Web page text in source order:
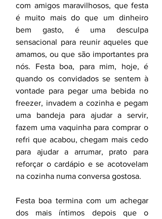
com amigos maravilhosos, que festa
é muito mais do que um dinheiro
bem gasto, é uma desculpa
sensacional para reunir aqueles que
amamos, ou que são importantes pra
nós. Festa boa, para mim, hoje, é
quando os convidados se sentem à
vontade para pegar uma bebida no
freezer, invadem a cozinha e pegam
uma bandeja para ajudar a servir,
fazem uma vaquinha para comprar o
refri que acabou, chegam mais cedo
para ajudar a arrumar, prato para
reforçar o cardápio e se acotovelam
na cozinha numa conversa gostosa.
Festa boa termina com um achegar
dos mais íntimos depois que o